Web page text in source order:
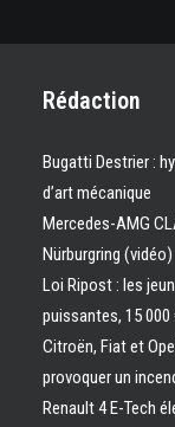
Rédaction
Bugatti Destrier :
d’art mécanique
Mercedes-AMG
Nürburgring (vidéo)
Loi Ripost : les
puissantes, 15
Citroën, Fiat et
provoquer un
Renault 4 E-Tech